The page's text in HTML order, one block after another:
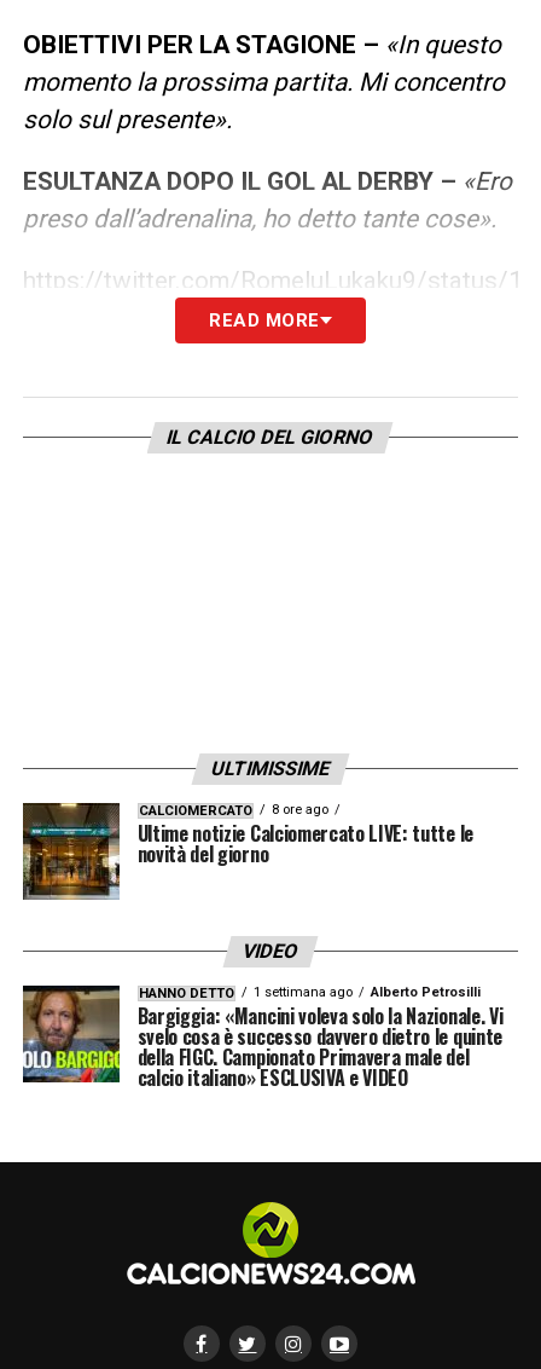
OBIETTIVI PER LA STAGIONE – «In questo
momento la prossima partita. Mi concentro
solo sul presente».
ESULTANZA DOPO IL GOL AL DERBY – «Ero
preso dall’adrenalina, ho detto tante cose».
https://twitter.com/RomeluLukaku9/status/
FEELING CON LAUTARO – «La
ottimo feeling l’uno per l’altro, ma
soprattutto lavoriamo per la squadra!».
RIMPIANTI IN CARRIERA – «Uso il
fallimento come motivazione».
RASHFORD –«Sta migliorando
continuamente! Mi piace vederlo giocare,
IDOLO D’INFANZIA – «Drogba».
IDOLI IN NBA – «Lebron James
squadre e il modo in cui ispira un’intera
generazione è davvero impressionante».
DIFFERENZE TRA SERIE A E PREMIER –
voluto un po ‘per adattarmi a questo».
READ MORE
IL CALCIO DEL GIORNO
ULTIMISSIME
CALCIOMERCATO 8 ore ago
Ultime notizie Calciomercato LIVE: tutte le
novità del giorno
VIDEO
HANNO DETTO 1 settimana ago Alberto Petrosilli
Bargiggia: «Mancini voleva solo la Nazionale. Vi
svelo cosa è successo davvero dietro le quinte
della FIGC. Campionato Primavera male del
calcio italiano» ESCLUSIVA e VIDEO